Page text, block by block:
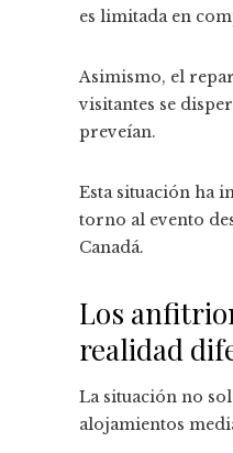
es limitada en
Asimismo, el
visitantes se
preveían.
Esta situación ha
torno al evento
Canadá.
Los
realidad
La situación no
alojamientos